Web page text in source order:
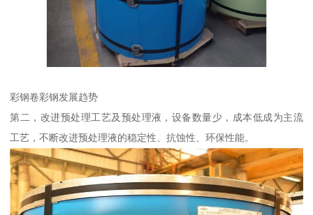
彩钢卷彩钢发展趋势
第二，改进预处理工艺及预处理液，设备数量少，成本低成为主流
工艺，不断改进预处理液的稳定性、抗蚀性、环保性能。